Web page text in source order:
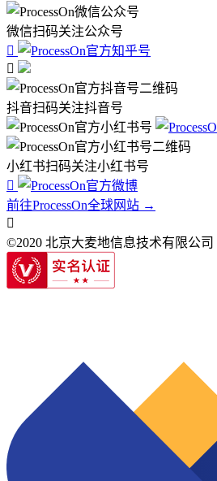
微信扫码关注公众号


抖音扫码关注抖音号
小红书扫码关注小红书号

前往ProcessOn全球网站 →

©2020 北京大麦地信息技术有限公司